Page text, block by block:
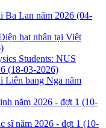
Ba Lan năm 2026 (04-
hạt nhân tại Việt
Students: NUS
(18-03-2026)
Liên bang Nga năm
năm 2026 - đợt 1 (10-
sĩ năm 2026 - đợt 1 (10-